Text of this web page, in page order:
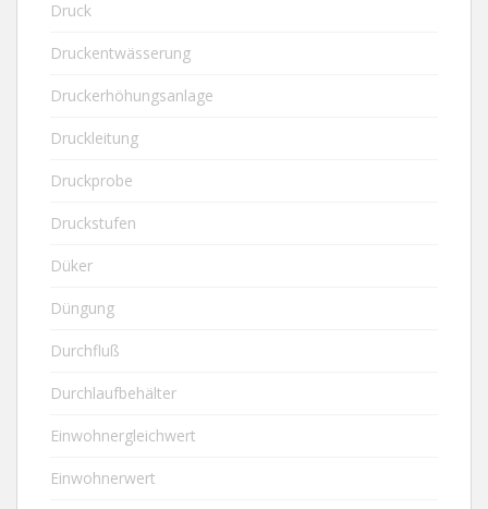
Druck
Druckentwässerung
Druckerhöhungsanlage
Druckleitung
Druckprobe
Druckstufen
Düker
Düngung
Durchfluß
Durchlaufbehälter
Einwohnergleichwert
Einwohnerwert